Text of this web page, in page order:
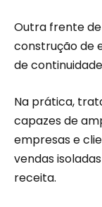
Outra frente
construção de
de
Na prática,
capazes de
empresas e
vendas
receita.